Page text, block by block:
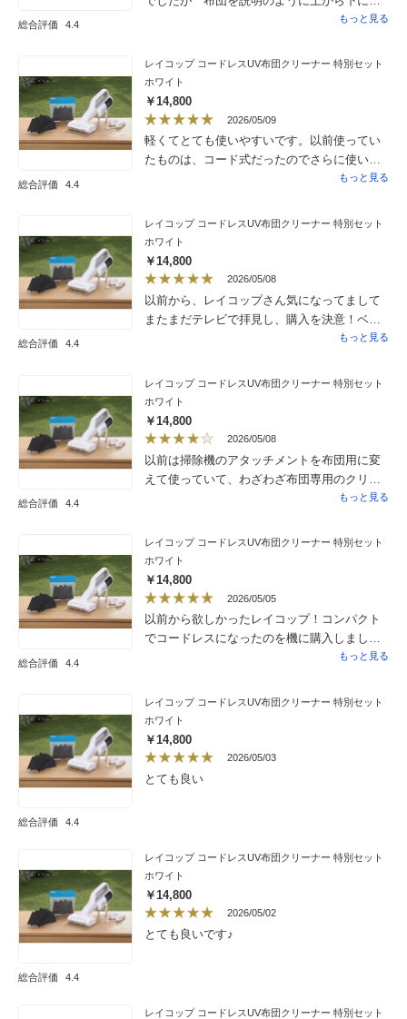
総合評価 4.4
ゆっくりと動かして終わった時にはダスト
せんが フィルターに沢山溜まっていてびっ
くりしました使い易く お勧めです
もっと見る
総合評価 4.4
レイコップ コードレスUV布団クリーナー 特別セット
ホワイト
￥14,800
2026/05/09
軽くてとても使いやすいです。以前使ってい
たものは、コード式だったのでさらに使い易
さを感じます。購入して良かったです。もっと見る
総合評価 4.4
レイコップ コードレスUV布団クリーナー 特別セット
ホワイト
￥14,800
2026/05/08
以前から、レイコップさん気になってまして
またまだテレビで拝見し、購入を決意！ベッ
ド、ソファ、カーペット、ぬいぐるみなどを
るため、隅々までキレイになった実家もあ
り、とても満足しております。
もっと見る
総合評価 4.4
レイコップ コードレスUV布団クリーナー 特別セット
ホワイト
￥14,800
2026/05/08
以前は掃除機のアタッチメントを布団用に変
えて使っていて、わざわざ布団専用のクリー
ナーの購入を迷っていましたが、ゴミが凄く
まりの汚なさにひきましたが、見えてない物
がゴミパックに残されて目に見えるのが、快
感になります。久々買って良かった物に出会
えました。フィルターが消耗品なので無くな
るのが早いので星ーです。
もっと見る
総合評価 4.4
レイコップ コードレスUV布団クリーナー 特別セット
ホワイト
￥14,800
2026/05/05
以前から欲しかったレイコップ！コンパクト
でコードレスになったのを機に購入しまし
た。まず試しに掃除機をかけたばかりのカー
ターが真っ白になるほどに細かい埃が取れて
びっくりしました。その後フィルターを替え
てソファーとクッション。軽いので使いやす
く、音もさほど気になりませんでした。
もっと見る
総合評価 4.4
レイコップ コードレスUV布団クリーナー 特別セット
ホワイト
￥14,800
2026/05/03
とても良い
総合評価 4.4
レイコップ コードレスUV布団クリーナー 特別セット
ホワイト
￥14,800
2026/05/02
とても良いです♪
レイコップ コードレスUV布団クリーナー 特別セット